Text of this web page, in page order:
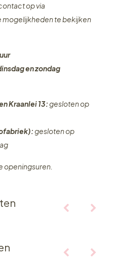
op via
mogelijkheden te bekijken
en zondag
Kraanlei 13:gesloten op
gesloten op
openingsuren.